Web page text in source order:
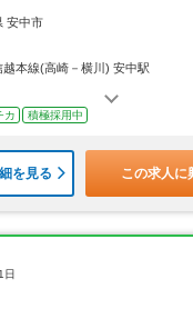
安中市
越本線(高崎－横川) 安中駅
カ 積極採用中
を見る この求人に
日